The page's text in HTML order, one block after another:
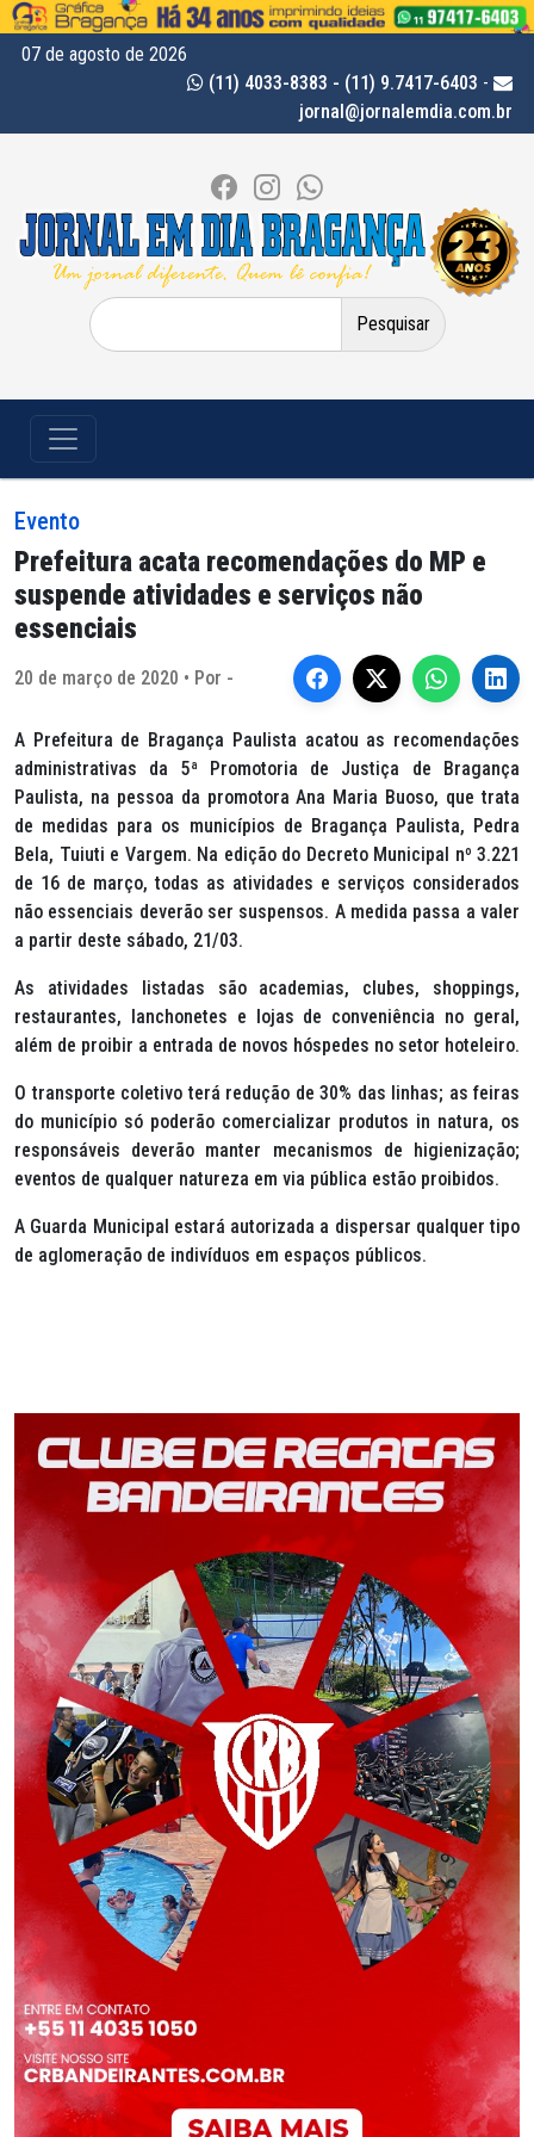
07 de agosto de 2026
(11) 4033-8383 - (11) 9.7417-6403 -
jornal@jornalemdia.com.br
Pesquisar
por:
Evento
Prefeitura acata recomendações do MP e
suspende atividades e serviços não
essenciais
20 de março de 2020 • Por -
A Prefeitura de Bragança Paulista acatou as recomendações
administrativas da 5ª Promotoria de Justiça de Bragança
Paulista, na pessoa da promotora Ana Maria Buoso, que trata
de medidas para os municípios de Bragança Paulista, Pedra
Bela, Tuiuti e Vargem. Na edição do Decreto Municipal nº 3.221
de 16 de março, todas as atividades e serviços considerados
não essenciais deverão ser suspensos. A medida passa a valer
a partir deste sábado, 21/03.
As atividades listadas são academias, clubes, shoppings,
restaurantes, lanchonetes e lojas de conveniência no geral,
além de proibir a entrada de novos hóspedes no setor hoteleiro.
O transporte coletivo terá redução de 30% das linhas; as feiras
do município só poderão comercializar produtos in natura, os
responsáveis deverão manter mecanismos de higienização;
eventos de qualquer natureza em via pública estão proibidos.
A Guarda Municipal estará autorizada a dispersar qualquer tipo
de aglomeração de indivíduos em espaços públicos.